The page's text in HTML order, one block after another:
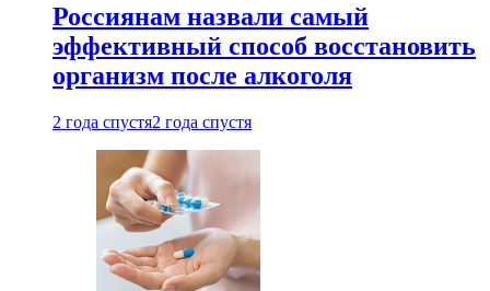
Россиянам назвали самый
эффективный способ восстановить
организм после алкоголя
2 года спустя2 года спустя